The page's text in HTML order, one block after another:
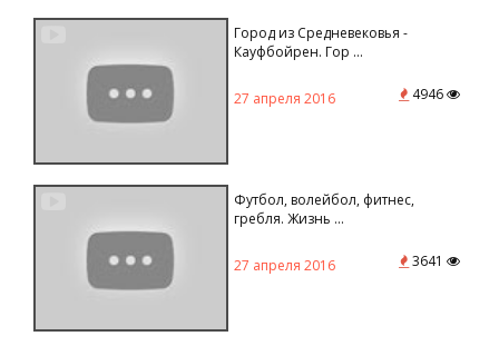
Город из Средневековья -
Кауфбойрен. Гор ...
27 апреля 2016 4946
Футбол, волейбол, фитнес,
гребля. Жизнь ...
27 апреля 2016 3641